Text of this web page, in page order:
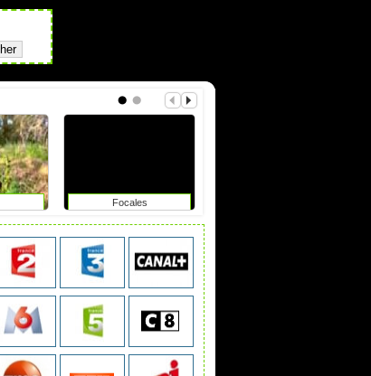
Focales